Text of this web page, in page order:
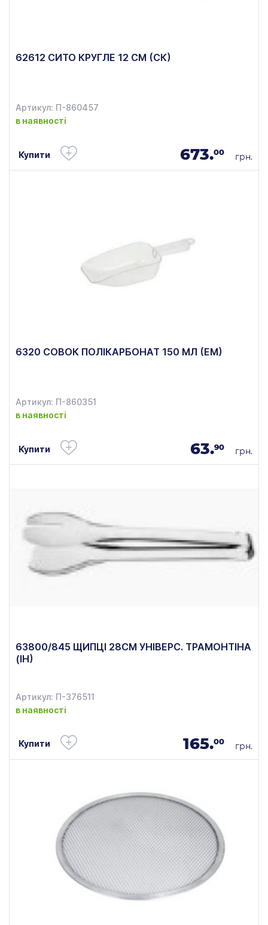
62612 СИТО КРУГЛЕ 12 СМ (СК)
Артикул: П-860457
в наявності
Купити 673.00 грн.
6320 СОВОК ПОЛІКАРБОНАТ 150 МЛ (ЕМ)
Артикул: П-860351
в наявності
Купити 63.90 грн.
63800/845 ЩИПЦІ 28СМ УНІВЕРС. ТРАМОНТІНА
(ІН)
Артикул: П-376511
в наявності
Купити 165.00 грн.